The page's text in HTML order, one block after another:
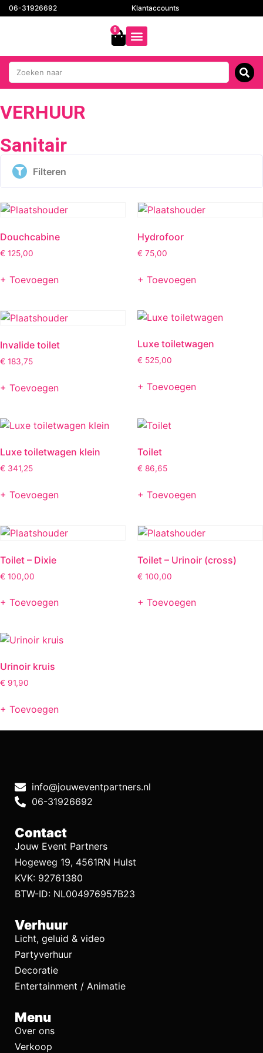
06-31926692 Klantaccounts
0
VERHUUR
Sanitair
Filteren
Douchcabine
€ 125,00
+ Toevoegen
Hydrofoor
€ 75,00
+ Toevoegen
Invalide toilet
€ 183,75
+ Toevoegen
Luxe toiletwagen
€ 525,00
+ Toevoegen
Luxe toiletwagen klein
€ 341,25
+ Toevoegen
Toilet
€ 86,65
+ Toevoegen
Toilet – Dixie
€ 100,00
+ Toevoegen
Toilet – Urinoir (cross)
€ 100,00
+ Toevoegen
Urinoir kruis
€ 91,90
+ Toevoegen
info@jouweventpartners.nl
06-31926692
Contact
Jouw Event Partners
Hogeweg 19, 4561RN Hulst
KVK: 92761380
BTW-ID: NL004976957B23
Verhuur
Licht, geluid & video
Partyverhuur
Decoratie
Entertainment / Animatie
Menu
Over ons
Verkoop